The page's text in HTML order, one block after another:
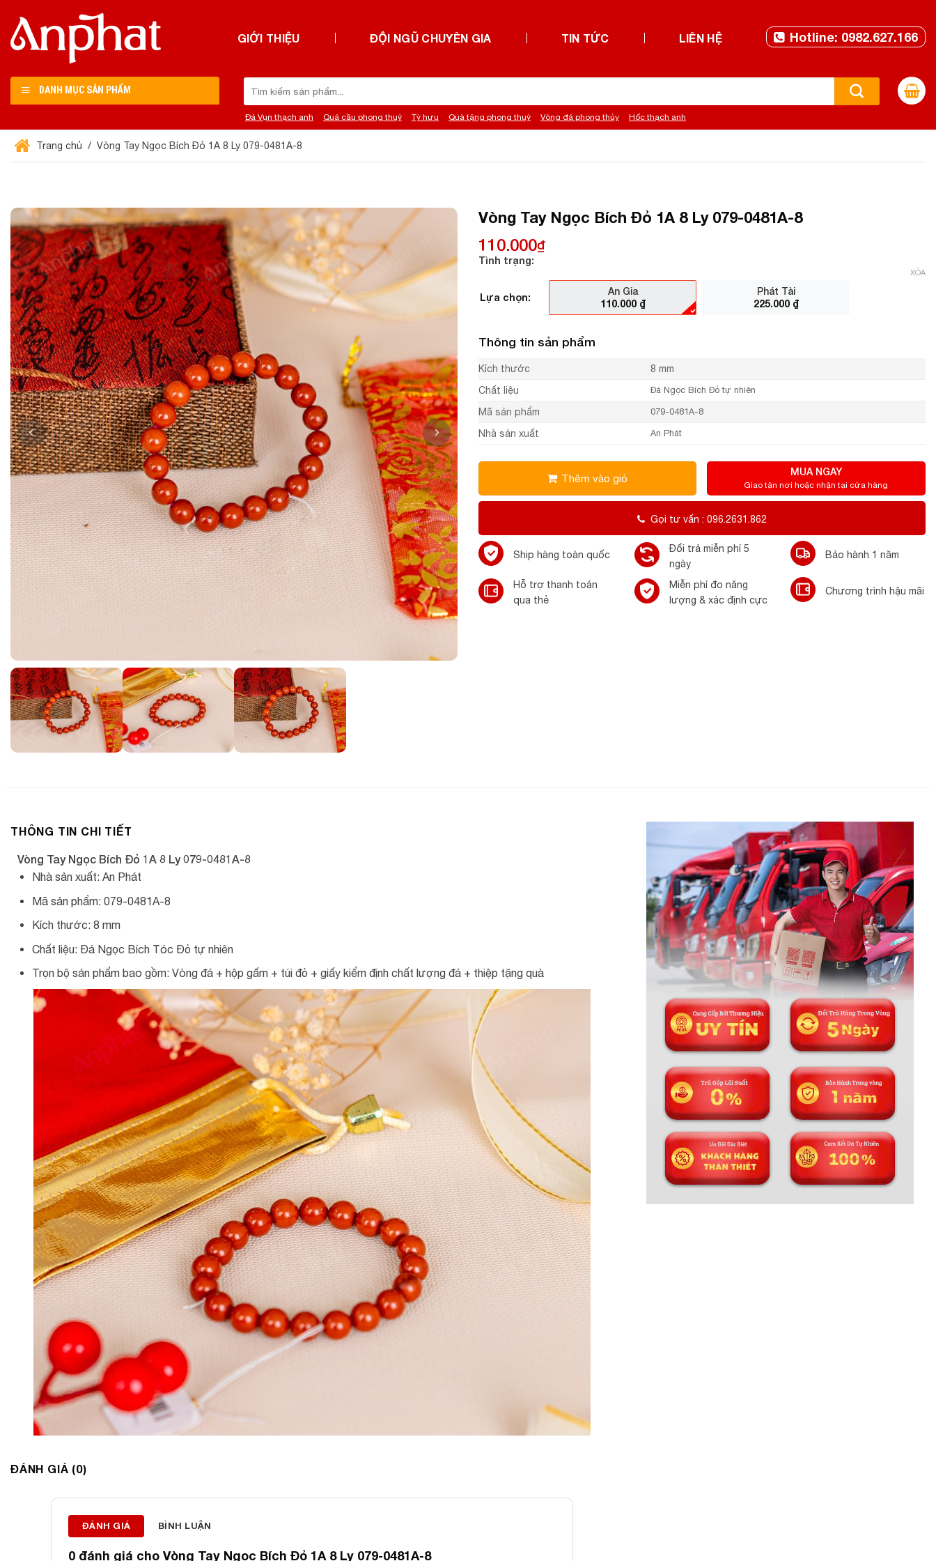
đến
nội
GIỚI THIỆU ĐỘI NGŨ CHUYÊN GIA TIN TỨC LIÊN HỆ Hotline: 0982.627.166
DANH MỤC SẢN PHẨM
kiếm:
Đá Vụn thạch anh Quả cầu phong thuỷ Tỳ hưu Quà tặng phong thuỷ Vòng đá phong thủy Hốc thạch anh
Trang chủ Vòng Tay Ngọc Bích Đỏ 1A 8 Ly 079-0481A-8
Vòng Tay Ngọc Bích Đỏ 1A 8 Ly 079-0481A-8
110.000₫
Tình trạng:
Lựa chọn:
An Gia
110.000 ₫
Phát Tài
225.000 ₫
XÓA
Thông tin sản phẩm
Kích thước
8 mm
Chất liệu
Đá Ngọc Bích Đỏ tự nhiên
Mã sản phẩm 079-0481A-8
Nhà sản xuất An Phát
Thêm vào giỏ MUA NGAY
Giao tận nơi hoặc nhận tại cửa hàng
Gọi tư vấn : 096.2631.862
Ship hàng toàn quốc
Đổi trả miễn phí 5
ngày
Bảo hành 1 năm
Hỗ trợ thanh toán
qua thẻ
Miễn phí đo năng
lượng & xác định cực
Chương trình hậu mãi
THÔNG TIN CHI TIẾT
Vòng Tay Ngọc Bích Đỏ 1A 8 Ly 079-0481A-8
Nhà sản xuất: An Phát
Mã sản phẩm: 079-0481A-8
Kích thước: 8 mm
Chất liệu: Đá Ngọc Bích Tóc Đỏ tự nhiên
Trọn bộ sản phẩm bao gồm: Vòng đá + hộp gấm + túi đỏ + giấy kiểm định chất lượng đá + thiệp tặng quà
Ảnh cận cảnh Vòng Tay Đá Ngọc Bích Đỏ
ĐÁNH GIÁ (0)
ĐÁNH GIÁ BÌNH LUẬN
0 đánh giá cho Vòng Tay Ngọc Bích Đỏ 1A 8 Ly 079-0481A-8